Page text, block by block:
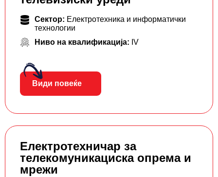
Сектор: Електротехника и информатички
технологии
Ниво на квалификација: IV
Види повеќе
Електротехничар за
телекомуникациска опрема и
мрежи